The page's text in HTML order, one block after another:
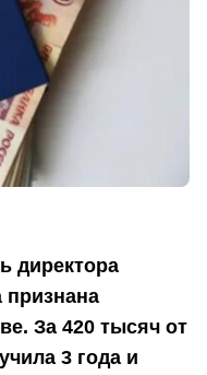
директора
признана
За 420 тысяч от
3 года и